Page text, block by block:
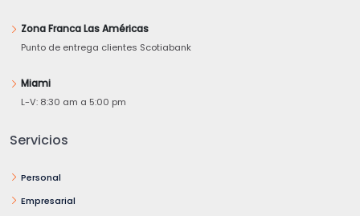
Zona Franca Las Américas
Punto de entrega clientes Scotiabank
Miami
L-V: 8:30 am a 5:00 pm
Servicios
Personal
Empresarial